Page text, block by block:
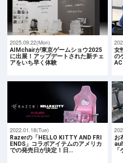
2025.09.22(Mon)
AIMchairが東京ゲームショウ2025
に出展！アップデートされた新チェ
アをいち早く体験
女
の
2022.01.18(Tue)
Razerの「HELLO KITTY AND FRI
ENDS」コラボアイテムのアメリカ
での発売日が決定！日…
お